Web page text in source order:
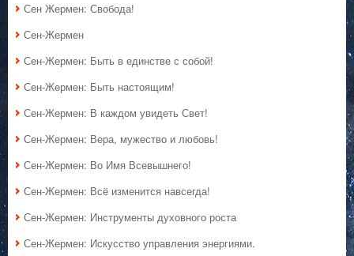
Сен Жермен: Свобода!
Сен-Жермен
Сен-Жермен: Быть в единстве с собой!
Сен-Жермен: Быть настоящим!
Сен-Жермен: В каждом увидеть Свет!
Сен-Жермен: Вера, мужество и любовь!
Сен-Жермен: Во Имя Всевышнего!
Сен-Жермен: Всё изменится навсегда!
Сен-Жермен: Инструменты духовного роста
Сен-Жермен: Искусство управления энергиями.